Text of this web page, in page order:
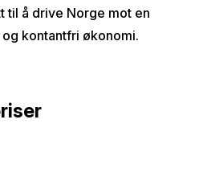
til å drive Norge mot en
kontantfri økonomi.